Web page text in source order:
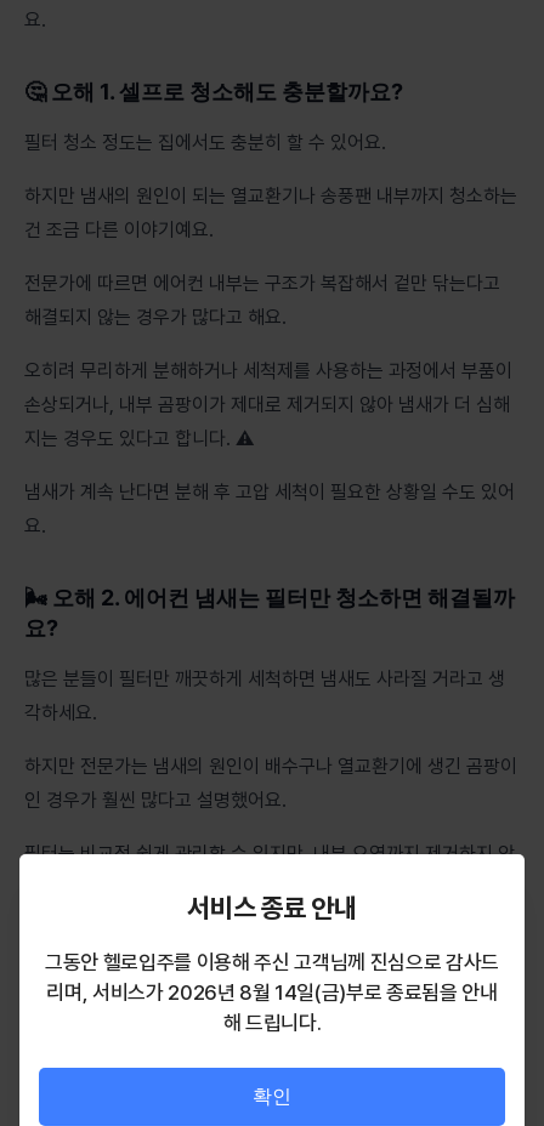
요.
🤔 오해 1. 셀프로 청소해도 충분할까요?
필터 청소 정도는 집에서도 충분히 할 수 있어요.
하지만 냄새의 원인이 되는 열교환기나 송풍팬 내부까지 청소하는
건 조금 다른 이야기예요.
전문가에 따르면 에어컨 내부는 구조가 복잡해서 겉만 닦는다고
해결되지 않는 경우가 많다고 해요.
오히려 무리하게 분해하거나 세척제를 사용하는 과정에서 부품이
손상되거나, 내부 곰팡이가 제대로 제거되지 않아 냄새가 더 심해
지는 경우도 있다고 합니다. ⚠️
냄새가 계속 난다면 분해 후 고압 세척이 필요한 상황일 수도 있어
요.
🌬️ 오해 2. 에어컨 냄새는 필터만 청소하면 해결될까
요?
많은 분들이 필터만 깨끗하게 세척하면 냄새도 사라질 거라고 생
각하세요.
하지만 전문가는 냄새의 원인이 배수구나 열교환기에 생긴 곰팡이
인 경우가 훨씬 많다고 설명했어요.
필터는 비교적 쉽게 관리할 수 있지만, 내부 오염까지 제거하지 않
루어지는지도 함께 확인해 보는 것이 좋아요!
서비스 종료 안내
그동안 헬로입주를 이용해 주신 고객님께 진심으로 감사드
리며, 서비스가 2026년 8월 14일(금)부로 종료됨을 안내
해 드립니다.
확인